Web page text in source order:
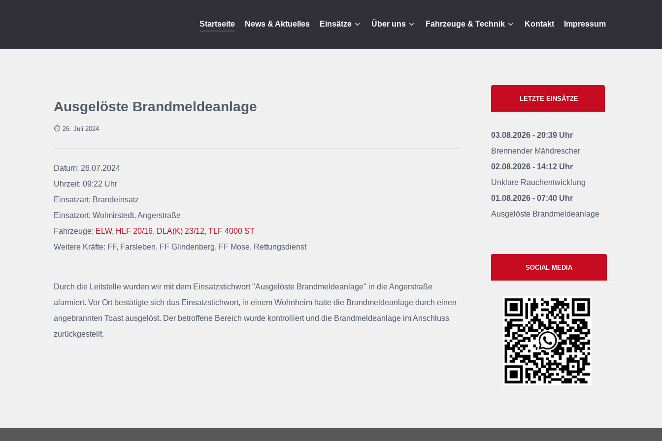
Startseite News & Aktuelles Einsätze Über uns Fahrzeuge & Technik Kontakt Impressum
Ausgelöste Brandmeldeanlage
⏱ 26. Jul i 2024
Datum: 26.07.2024
Uhrzeit: 09:22 Uhr
Einsatzart: Brandeinsatz
Einsatzort: Wolmirstedt, Angerstraße
Fahrzeuge: ELW, HLF 20/16, DLA(K) 23/12, TLF 4000 ST
Weitere Kräfte: FF, Farsleben, FF Glindenberg, FF Mose, Rettungsdienst
Durch die Leitstelle wurden wir mit dem Einsatzstichwort "Ausgelöste Brandmeldeanlage" in die Angerstraße
alarmiert. Vor Ort bestätigte sich das Einsatzstichwort, in einem Wohnheim hatte die Brandmeldeanlage durch einen
angebrannten Toast ausgelöst. Der betroffene Bereich wurde kontrolliert und die Brandmeldeanlage im Anschluss
zurückgestellt.
LETZTE EINSÄTZE
03.08.2026 - 20:39 Uhr
Brennender Mähdrescher
02.08.2026 - 14:12 Uhr
Unklare Rauchentwicklung
01.08.2026 - 07:40 Uhr
Ausgelöste Brandmeldeanlage
SOCIAL MEDIA